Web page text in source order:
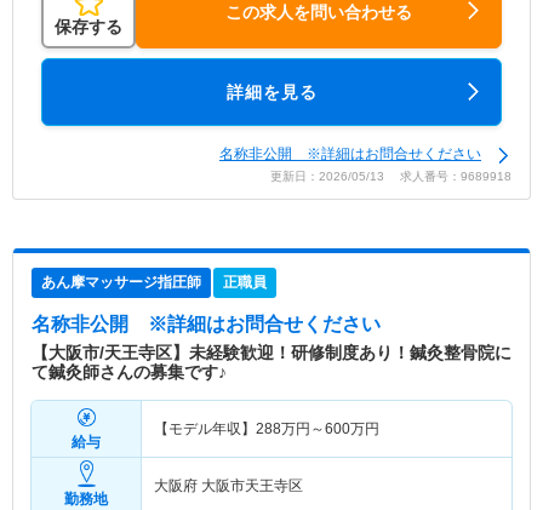
保存する
この求人を問い合わせる
詳細を見る
名称非公開 ※詳細はお問合せください
更新日：2026/05/13 求人番号：9689918
あん摩マッサージ指圧師 正職員
名称非公開 ※詳細はお問合せください
【大阪市/天王寺区】未経験歓迎！研修制度あり！鍼灸整骨院に
て鍼灸師さんの募集です♪
給与
【モデル年収】 288万円～600万円
勤務地
大阪府 大阪市天王寺区